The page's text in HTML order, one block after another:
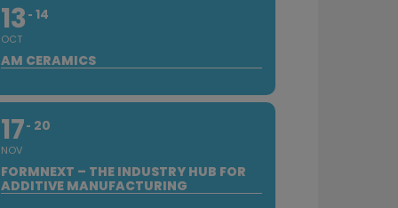
13
OCT
14
AM CERAMICS
17
NOV
20
FORMNEXT – THE INDUSTRY HUB FOR
ADDITIVE MANUFACTURING